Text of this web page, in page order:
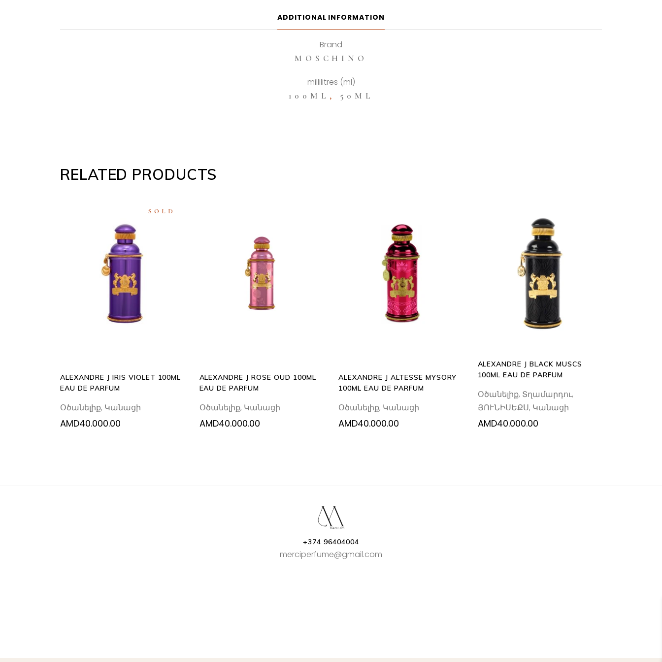
Eau
ADDITIONAL INFORMATION
Brand
MOSCHINO
millilitres (ml)
100ML , 50ML
RELATED PRODUCTS
SOLD
READ
MORE
ALEXANDRE J IRIS VIOLET 100ML
EAU DE PARFUM
Օծանելիք, Կանացի
AMD40.000.00
ADD
TO
CART
ALEXANDRE J ROSE OUD 100ML
EAU DE PARFUM
Օծանելիք, Կանացի
AMD40.000.00
ADD
TO
CART
ALEXANDRE J ALTESSE MYSORY
100ML EAU DE PARFUM
Օծանելիք, Կանացի
AMD40.000.00
ADD
TO
CART
ALEXANDRE J BLACK MUSCS
100ML EAU DE PARFUM
Օծանելիք, Տղամարդու,
ՅՈՒՆԻՍԵՔՍ, Կանացի
AMD40.000.00
+374 96404004
merciperfume@gmail.com